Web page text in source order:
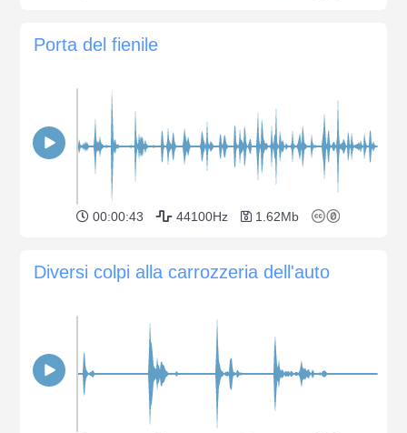
Porta del fienile
00:00:43 44100Hz 1.62Mb
Diversi colpi alla carrozzeria dell'auto